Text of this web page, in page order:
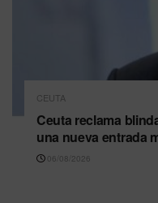
CEUTA
Ceuta reclama
una nueva entrada
06/08/2026